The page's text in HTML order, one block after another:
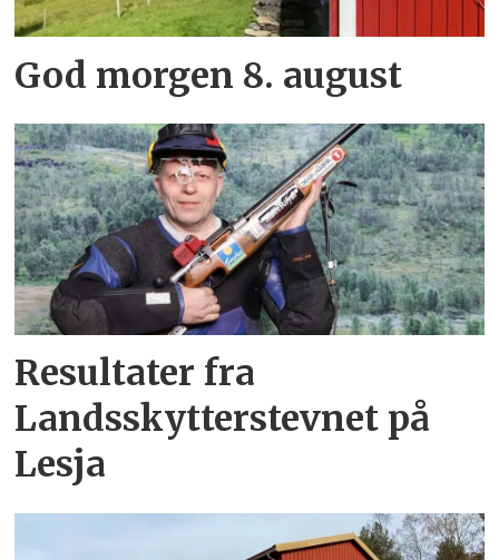
God morgen 8. august
Resultater fra
Landsskytterstevnet på
Lesja